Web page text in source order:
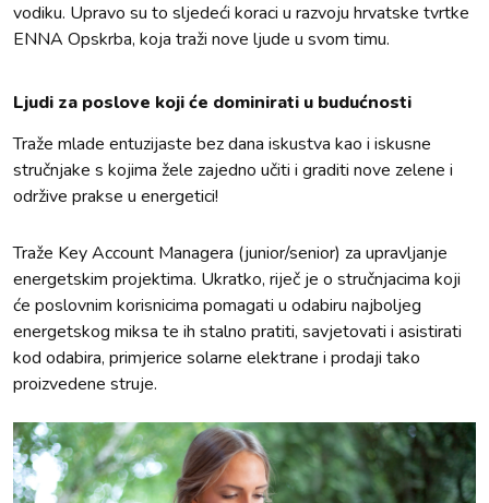
vodiku. Upravo su to sljedeći koraci u razvoju hrvatske tvrtke
ENNA Opskrba, koja traži nove ljude u svom timu.
Ljudi za poslove koji će dominirati u budućnosti
Traže mlade entuzijaste bez dana iskustva kao i iskusne
stručnjake s kojima žele zajedno učiti i graditi nove zelene i
održive prakse u energetici!
Traže Key Account Managera (junior/senior) za upravljanje
energetskim projektima. Ukratko, riječ je o stručnjacima koji
će poslovnim korisnicima pomagati u odabiru najboljeg
energetskog miksa te ih stalno pratiti, savjetovati i asistirati
kod odabira, primjerice solarne elektrane i prodaji tako
proizvedene struje.